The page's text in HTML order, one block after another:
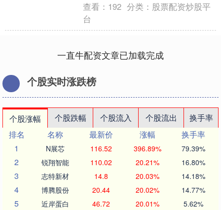
查看： 192 分类： 股票配资炒股平
台
一直牛配资文章已加载完成
个股实时涨跌榜
个股涨幅 个股跌幅 个股流入 个股流出
换手率
排名
名称 最新价 涨幅
换手率
1
N展芯 116.52 396.89% 79.39%
2 锐翔智能 110.02 20.21% 16.80%
3 志特新材 14.8 20.03% 14.18%
4 博腾股份 20.44 20.02% 14.77%
5 近岸蛋白 46.72 20.01% 5.62%